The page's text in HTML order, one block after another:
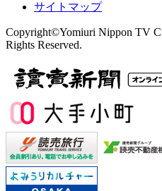
サイトマップ
Copyright©Yomiuri Nippon TV
Rights Reserved.